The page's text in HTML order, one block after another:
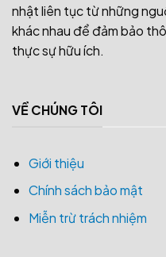
nhật liên tục từ những
khác nhau để đảm bảo
thực sự hữu ích.
VỀ CHÚNG TÔI
Giới thiệu
Chính sách bảo mật
Miễn trừ trách nhiệm